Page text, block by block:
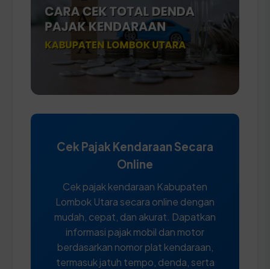
Cek Pajak Kendaraan Secara
Online
Cek pajak kendaraan Kabupaten
Lombok Utara secara online dengan
mudah, cepat, dan akurat. Dapatkan
informasi pajak mobil dan motor
berdasarkan nomor plat kendaraan,
termasuk jatuh tempo, denda, serta